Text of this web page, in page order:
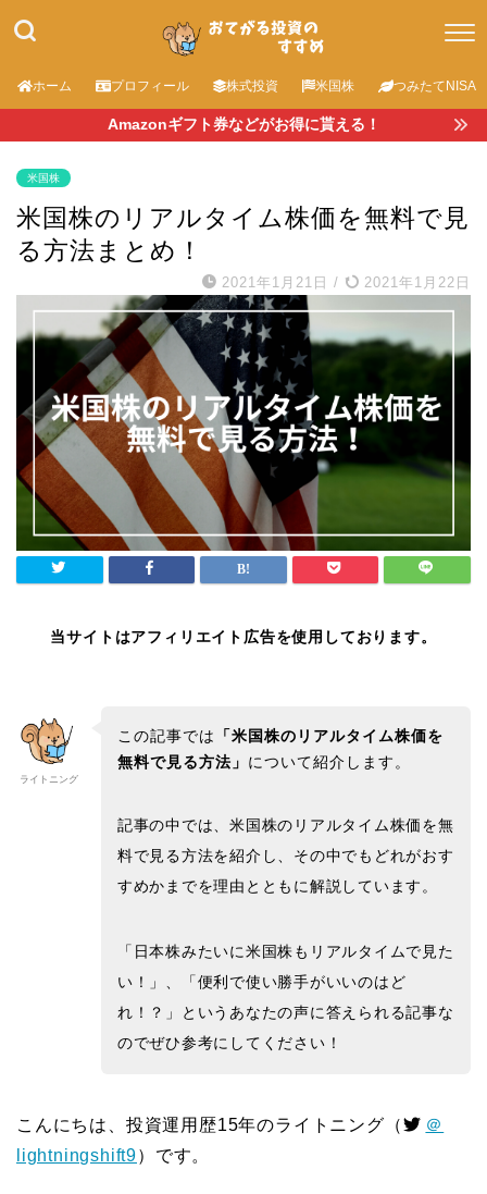
ホーム プロフィール 株式投資 米国株 つみたてNISA
Amazonギフト券などがお得に貰える！
米国株
米国株のリアルタイム株価を無料で見
る方法まとめ！
2021年1月21日 / 2021年1月22日
当サイトはアフィリエイト広告を使用しております。
ライトニング
この記事では
「米国株のリアルタイム株価を
無料で見る方法 」 について紹介します。
記事の中では、米国株のリアルタイム株価を無
料で見る方法を紹介し、その中でもどれがおす
すめかまでを理由とともに解説しています。
「日本株みたいに米国株もリアルタイムで見た
い！」、「便利で使い勝手がいいのはど
れ！？」
というあなたの声に答えられる記事な
のでぜひ参考にしてください！
こんにちは、投資運用歴15年のライトニング（
＠
lightningshift9）です。